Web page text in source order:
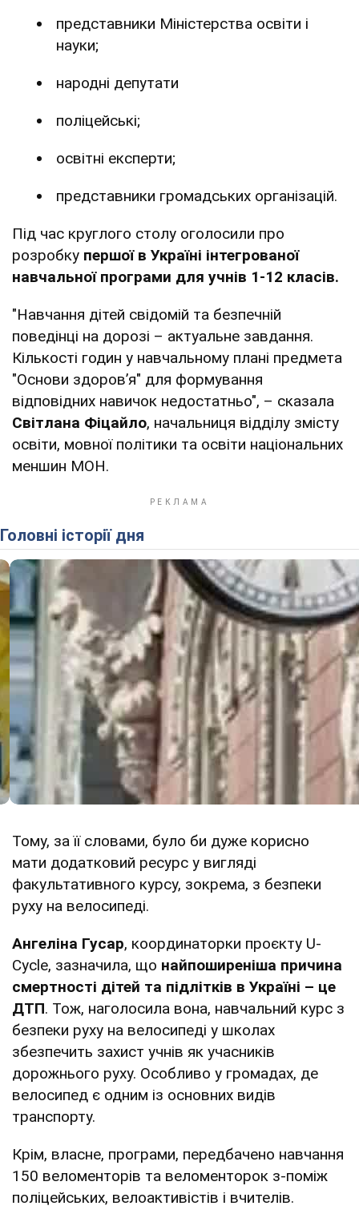
представники Міністерства освіти і
науки;
народні депутати
поліцейські;
освітні експерти;
представники громадських організацій.
Під час круглого столу оголосили про
розробку першої в Україні інтегрованої
навчальної програми для учнів 1-12 класів.
"Навчання дітей свідомій та безпечній
поведінці на дорозі – актуальне завдання.
Кількості годин у навчальному плані предмета
"Основи здоров’я" для формування
відповідних навичок недостатньо", – сказала
Світлана Фіцайло, начальниця відділу змісту
освіти, мовної політики та освіти національних
меншин МОН.
Головні історії дня
Тому, за її словами, було би дуже корисно
мати додатковий ресурс у вигляді
факультативного курсу, зокрема, з безпеки
руху на велосипеді.
Ангеліна Гусар, координаторки проєкту U-
Cycle, зазначила, що найпоширеніша причина
смертності дітей та підлітків в Україні – це
ДТП. Тож, наголосила вона, навчальний курс з
безпеки руху на велосипеді у школах
збезпечить захист учнів як учасників
дорожнього руху. Особливо у громадах, де
велосипед є одним із основних видів
транспорту.
Крім, власне, програми, передбачено навчання
150 веломенторів та веломенторок з-поміж
поліцейських, велоактивістів і вчителів.